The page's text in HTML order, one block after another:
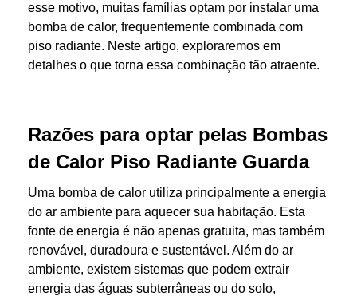
esse motivo, muitas famílias optam por instalar uma
bomba de calor, frequentemente combinada com
piso radiante. Neste artigo, exploraremos em
detalhes o que torna essa combinação tão atraente.
Razões para optar pelas Bombas
de Calor Piso Radiante Guarda
Uma bomba de calor utiliza principalmente a energia
do ar ambiente para aquecer sua habitação. Esta
fonte de energia é não apenas gratuita, mas também
renovável, duradoura e sustentável. Além do ar
ambiente, existem sistemas que podem extrair
energia das águas subterrâneas ou do solo,